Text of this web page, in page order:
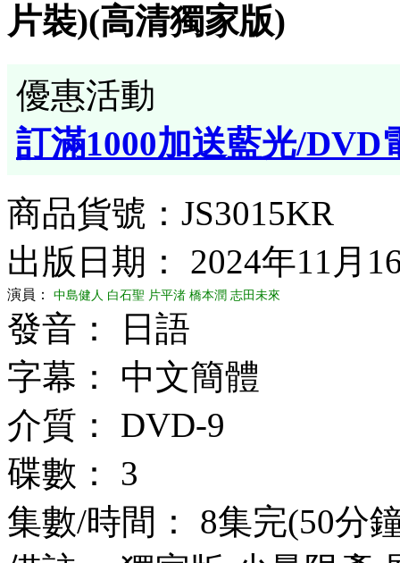
片裝)(高清獨家版)
優惠活動
訂滿1000加送藍光/DVD
商品貨號：JS3015KR
出版日期： 2024年11月
演員： 中島健人 白石聖 片平渚 橋本潤 志田未來
發音： 日語
字幕： 中文簡體
介質： DVD-9
碟數： 3
集數/時間： 8集完(50分